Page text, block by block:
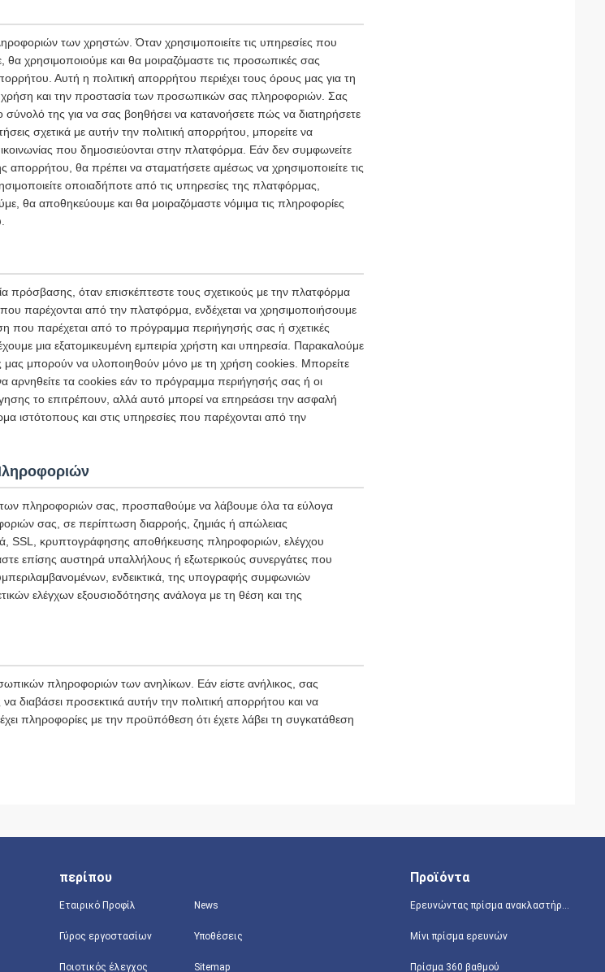
των χρηστών. Όταν χρησιμοποιείτε τις υπηρεσίες που
χρησιμοποιούμε και θα μοιραζόμαστε τις προσωπικές σας
Αυτή η πολιτική απορρήτου περιέχει τους όρους μας για τη
και την προστασία των προσωπικών σας πληροφοριών. Σας
σύνολό της για να σας βοηθήσει να κατανοήσετε πώς να διατηρήσετε
σχετικά με αυτήν την πολιτική απορρήτου, μπορείτε να
που δημοσιεύονται στην πλατφόρμα. Εάν δεν συμφωνείτε
απορρήτου, θα πρέπει να σταματήσετε αμέσως να χρησιμοποιείτε τις
οποιαδήποτε από τις υπηρεσίες της πλατφόρμας,
θα αποθηκεύουμε και θα μοιραζόμαστε νόμιμα τις πληροφορίες
πρόσβασης, όταν επισκέπτεστε τους σχετικούς με την πλατφόρμα
που παρέχονται από την πλατφόρμα, ενδέχεται να χρησιμοποιήσουμε
παρέχεται από το πρόγραμμα περιήγησής σας ή σχετικές
μια εξατομικευμένη εμπειρία χρήστη και υπηρεσία. Παρακαλούμε
μας μπορούν να υλοποιηθούν μόνο με τη χρήση cookies. Μπορείτε
τα cookies εάν το πρόγραμμα περιήγησής σας ή οι
το επιτρέπουν, αλλά αυτό μπορεί να επηρεάσει την ασφαλή
ιστότοπους και στις υπηρεσίες που παρέχονται από την
πληροφοριών σας, προσπαθούμε να λάβουμε όλα τα εύλογα
σας, σε περίπτωση διαρροής, ζημιάς ή απώλειας
SSL, κρυπτογράφησης αποθήκευσης πληροφοριών, ελέγχου
επίσης αυστηρά υπαλλήλους ή εξωτερικούς συνεργάτες που
ενδεικτικά, της υπογραφής συμφωνιών
ελέγχων εξουσιοδότησης ανάλογα με τη θέση και της
πληροφοριών των ανηλίκων. Εάν είστε ανήλικος, σας
διαβάσει προσεκτικά αυτήν την πολιτική απορρήτου και να
πληροφορίες με την προϋπόθεση ότι έχετε λάβει τη συγκατάθεση
περίπου
Εταιρικό Προφίλ
Γύρος εργοστασίων
Ποιοτικός έλεγχος
News
Υποθέσεις
Sitemap
Προϊόντα
Ερευνώντας πρίσμα ανακλαστήρων
Μίνι πρίσμα ερευνών
Πρίσμα 360 βαθμού